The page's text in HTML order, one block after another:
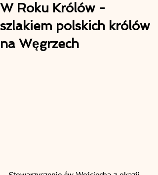
W Roku Królów -
szlakiem polskich królów
na Węgrzech